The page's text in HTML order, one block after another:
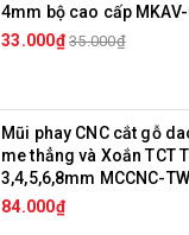
4mm bộ cao cấp MKAV-
33.000₫ 35.000₫
Mũi phay CNC cắt gỗ
me thẳng và Xoắn TCT
3,4,5,6,8mm MCCNC-TW
84.000₫